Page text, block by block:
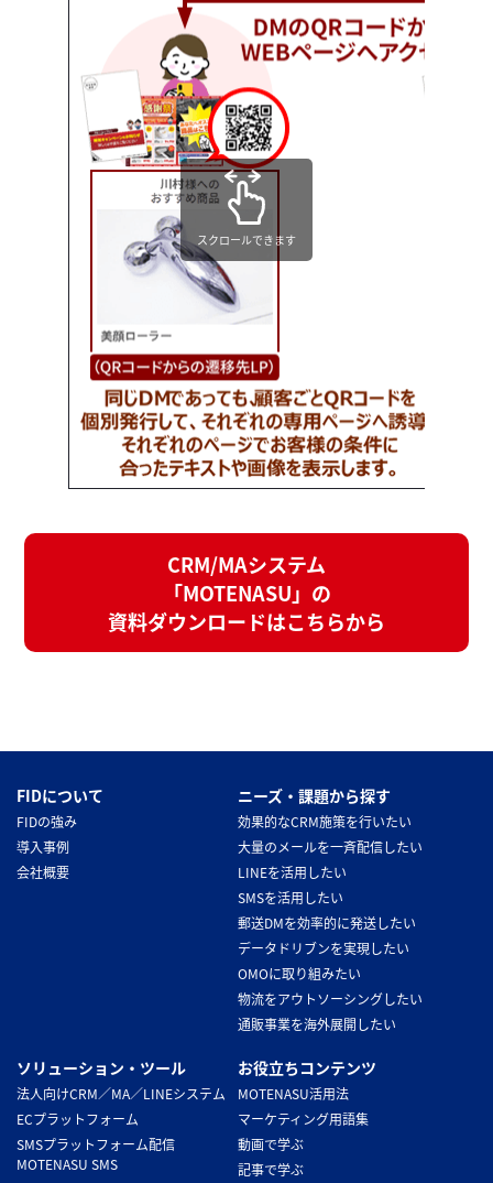
スクロールできます
CRM/MAシステム
「MOTENASU」の
資料ダウンロードはこちらから
FIDについて
FIDの強み
導入事例
会社概要
ニーズ・課題から探す
効果的なCRM施策を行いたい
大量のメールを一斉配信したい
LINEを活用したい
SMSを活用したい
郵送DMを効率的に発送したい
データドリブンを実現したい
OMOに取り組みたい
物流をアウトソーシングしたい
通販事業を海外展開したい
ソリューション・ツール
法人向けCRM／MA／LINEシステム
ECプラットフォーム
SMSプラットフォーム配信
MOTENASU SMS
お役立ちコンテンツ
MOTENASU活用法
マーケティング用語集
動画で学ぶ
記事で学ぶ